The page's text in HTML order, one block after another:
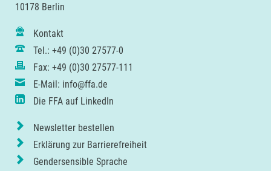
10178 Berlin
Kontakt
Tel.: +49 (0)30 27577-0
Fax: +49 (0)30 27577-111
E-Mail: info@ffa.de
Die FFA auf LinkedIn
Newsletter bestellen
Erklärung zur Barrierefreiheit
Gendersensible Sprache